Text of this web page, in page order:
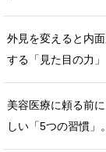
外見を変えると内
する「見た目の力」
美容医療に頼る前
しい「5つの習慣」。